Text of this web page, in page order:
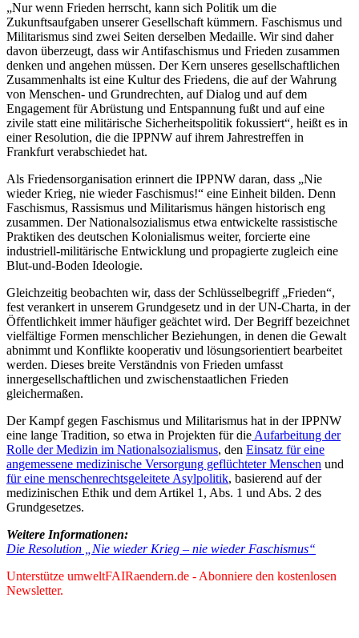
„Nur wenn Frieden herrscht, kann sich Politik um die
Zukunftsaufgaben unserer Gesellschaft kümmern. Faschismus und
Militarismus sind zwei Seiten derselben Medaille. Wir sind daher
davon überzeugt, dass wir Antifaschismus und Frieden zusammen
denken und angehen müssen. Der Kern unseres gesellschaftlichen
Zusammenhalts ist eine Kultur des Friedens, die auf der Wahrung
von Menschen- und Grundrechten, auf Dialog und auf dem
Engagement für Abrüstung und Entspannung fußt und auf eine
zivile statt eine militärische Sicherheitspolitik fokussiert“, heißt es in
einer Resolution, die die IPPNW auf ihrem Jahrestreffen in
Frankfurt verabschiedet hat.
Als Friedensorganisation erinnert die IPPNW daran, dass „Nie
wieder Krieg, nie wieder Faschismus!“ eine Einheit bilden. Denn
Faschismus, Rassismus und Militarismus hängen historisch eng
zusammen. Der Nationalsozialismus etwa entwickelte rassistische
Praktiken des deutschen Kolonialismus weiter, forcierte eine
industriell-militärische Entwicklung und propagierte zugleich eine
Blut-und-Boden Ideologie.
Gleichzeitig beobachten wir, dass der Schlüsselbegriff „Frieden“,
fest verankert in unserem Grundgesetz und in der UN-Charta, in der
Öffentlichkeit immer häufiger geächtet wird. Der Begriff bezeichnet
vielfältige Formen menschlicher Beziehungen, in denen die Gewalt
abnimmt und Konflikte kooperativ und lösungsorientiert bearbeitet
werden. Dieses breite Verständnis von Frieden umfasst
innergesellschaftlichen und zwischenstaatlichen Frieden
gleichermaßen.
Der Kampf gegen Faschismus und Militarismus hat in der IPPNW
eine lange Tradition, so etwa in Projekten für dieAufarbeitung der
Rolle der Medizin im Nationalsozialismus, den Einsatz für eine
angemessene medizinische Versorgung geflüchteter Menschen und
für eine menschenrechtsgeleitete Asylpolitik, basierend auf der
medizinischen Ethik und dem Artikel 1, Abs. 1 und Abs. 2 des
Grundgesetzes.
Weitere Informationen:
Die Resolution „Nie wieder Krieg – nie wieder Faschismus“
Unterstütze umweltFAIRaendern.de - Abonniere den kostenlosen
Newsletter.